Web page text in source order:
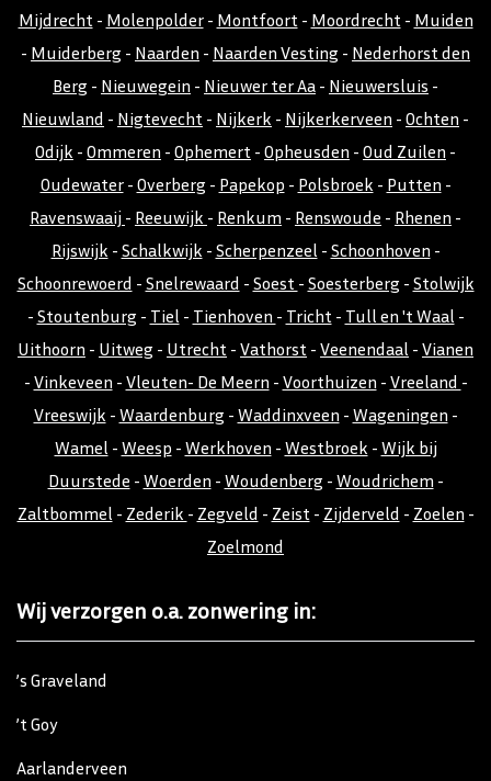
Mijdrecht- Molenpolder- Montfoort- Moordrecht- Muiden
- Muiderberg - Naarden - Naarden Vesting - Nederhorst den
Berg - Nieuwegein - Nieuwer ter Aa - Nieuwersluis -
Nieuwland - Nigtevecht - Nijkerk - Nijkerkerveen - Ochten -
Odijk - Ommeren - Ophemert - Opheusden - Oud Zuilen -
Oudewater- Overberg - Papekop - Polsbroek - Putten -
Ravenswaaij - Reeuwijk - Renkum - Renswoude - Rhenen -
Rijswijk - Schalkwijk - Scherpenzeel - Schoonhoven -
Schoonrewoerd - Snelrewaard - Soest - Soesterberg - Stolwijk
- Stoutenburg - Tiel - Tienhoven - Tricht- Tull en 't Waal -
Uithoorn - Uitweg - Utrecht - Vathorst - Veenendaal - Vianen
- Vinkeveen - Vleuten- De Meern - Voorthuizen - Vreeland -
Vreeswijk - Waardenburg - Waddinxveen - Wageningen -
Wamel - Weesp - Werkhoven - Westbroek - Wijk bij
Duurstede - Woerden - Woudenberg - Woudrichem -
Zaltbommel - Zederik - Zegveld - Zeist- Zijderveld - Zoelen -
Zoelmond
Wij verzorgen o.a. zonwering in:
’s Graveland
’t Goy
Aarlanderveen